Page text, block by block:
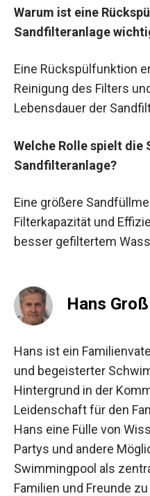
Warum ist eine
Sandfilteranlage
Eine Rückspülfunktion
Reinigung des Filters
Lebensdauer der
Welche Rolle spielt die
Sandfilteranlage?
Eine größere
Filterkapazität und
besser gefiltertem
Hans Groß
Hans ist ein
und begeisterter
Hintergrund in der
Leidenschaft für den
Hans eine Fülle von
Partys und andere
Swimmingpool als
Familien und Freunde